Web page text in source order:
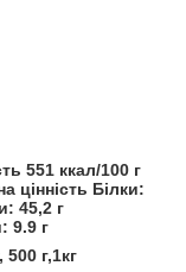
551 ккал/100 г
цінність Білки:
45,2 г
9.9 г
500 г,1кг